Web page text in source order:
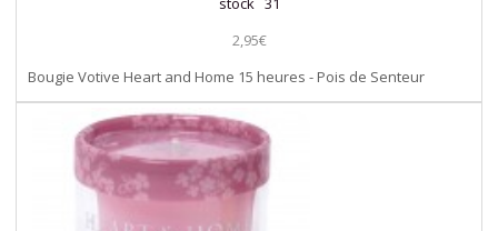
2,95€
Bougie Votive Heart and Home 15 heures - Pois de Senteur